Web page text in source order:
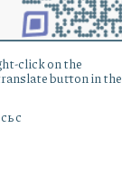
click on the
button in the
с